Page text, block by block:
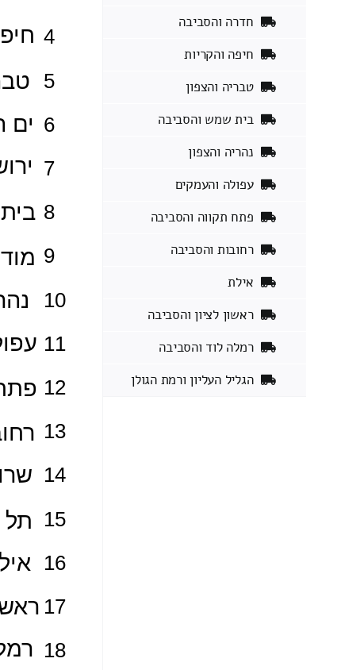
חדרה והסביבה
חיפה והקריות
טבריה והצפון
בית שמש והסביבה
נהריה והצפון
עפולה והעמקים
פתח תקווה והסביבה
רחובות והסביבה
אילת
ראשון לציון והסביבה
רמלה לוד והסביבה
הגליל העליון ורמת הגולן